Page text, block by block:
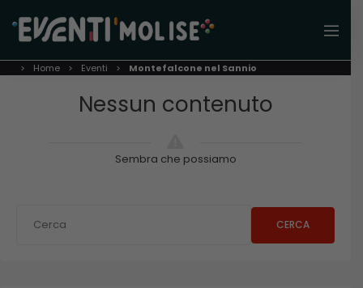
Home Eventi Montefalcone nel Sannio
Nessun contenuto
Sembra che possiamo
CERCA